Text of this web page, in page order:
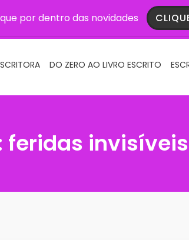
por dentro das novidades
DO ZERO AO LIVRO ESCRITO
feridas